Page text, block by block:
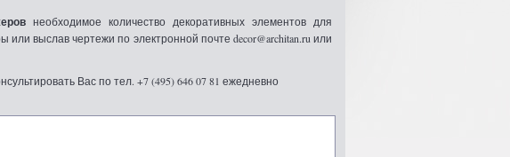
необходимое количество декоративных элементов для
выслав чертежи по электронной почте decor@architan.ru или
Вас по тел. +7 (495) 646 07 81 ежедневно